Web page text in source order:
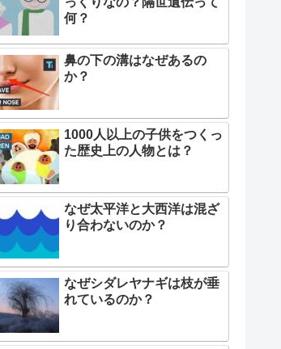
何？
鼻の下の溝はなぜあるの
か？
1000人以上の子供をつくっ
た歴史上の人物とは？
なぜ太平洋と大西洋は混ざ
り合わないのか？
なぜシダレヤナギは枝が垂
れているのか？